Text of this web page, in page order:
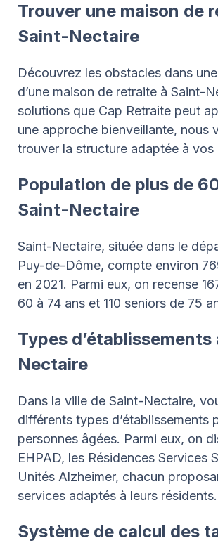
Trouver une maison de
Saint-Nectaire
Découvrez les obstacles dans
d’une maison de retraite à Saint-
solutions que Cap Retraite peut
une approche bienveillante, nous
trouver la structure adaptée à vos
Population de plus de
Saint-Nectaire
Saint-Nectaire, située dans le
Puy-de-Dôme, compte environ
en 2021. Parmi eux, on recense
60 à 74 ans et 110 seniors de 75
Types d’établissements
Nectaire
Dans la ville de Saint-Nectaire,
différents types d’établissements
personnes âgées. Parmi eux, on
EHPAD, les Résidences Services
Unités Alzheimer, chacun
services adaptés à leurs résidents.
Système de calcul des